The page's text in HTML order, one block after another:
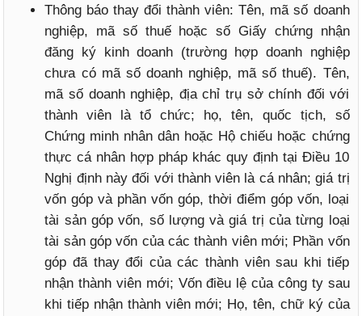
Thông báo thay đổi thành viên: Tên, mã số doanh
nghiệp, mã số thuế hoặc số Giấy chứng nhận
đăng ký kinh doanh (trường hợp doanh nghiệp
chưa có mã số doanh nghiệp, mã số thuế). Tên,
mã số doanh nghiệp, địa chỉ trụ sở chính đối với
thành viên là tổ chức; họ, tên, quốc tịch, số
Chứng minh nhân dân hoặc Hộ chiếu hoặc chứng
thực cá nhân hợp pháp khác quy định tại Điều 10
Nghị định này đối với thành viên là cá nhân; giá trị
vốn góp và phần vốn góp, thời điểm góp vốn, loại
tài sản góp vốn, số lượng và giá trị của từng loại
tài sản góp vốn của các thành viên mới; Phần vốn
góp đã thay đổi của các thành viên sau khi tiếp
nhận thành viên mới; Vốn điều lệ của công ty sau
khi tiếp nhận thành viên mới; Họ, tên, chữ ký của